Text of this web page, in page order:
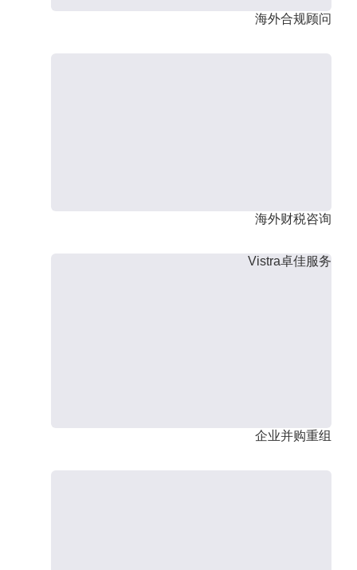
海外合规顾问
海外财税咨询
Vistra卓佳服务
企业并购重组